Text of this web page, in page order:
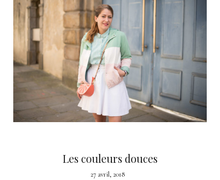
Les couleurs douces
27 avril, 2018